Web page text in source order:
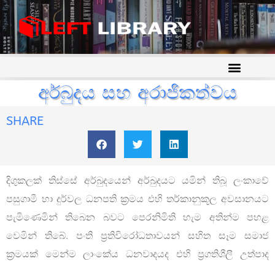
අර්බුදය සහ අරාජිකත්වය
SHARE
දිගුකලක් තිස්සේ අර්බුදයෙන් අර්බුදයට යමින් තිබූ ලංකාවේ
පසුගාමී හා දුර්වල ධනපති ක්‍රමය එහි තර්කානුකූල අවසානයට
පැමිණෙමින් තිබෙන බවට පෙරනිමිති හැම අතින්ම පහළ
වෙමින් තිබේ. පංති ප‍්‍රතිවිරෝධතාවයන් සහිත සෑම සමාජ
ක්‍රමයක් මෙන්ම ලාංකේය ධනවාදයද එහි ප‍්‍රගතිශීලී උත්පාද